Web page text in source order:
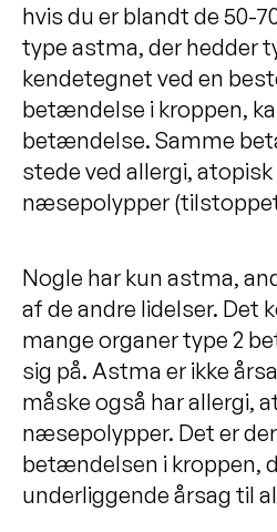
Lene fik kontrol over
Test dig selv! Har du
astma?
Astma, allergi,
er forbundet
Hvad betyder
sygdomme for
Astma og allergi
Astma og atopisk
Astma og
Undersøgelser for
Behandling af astma
Gode råd ved astma
hvis du er blandt de 50-
type astma, der hedder
kendetegnet ved en
betændelse i kroppen,
betændelse. Samme
stede ved allergi,
næsepolypper
Nogle har kun astma,
af de andre lidelser. Det
mange organer type 2
sig på. Astma er ikke
måske også har allergi,
næsepolypper. Det er
betændelsen i kroppen,
underliggende årsag til